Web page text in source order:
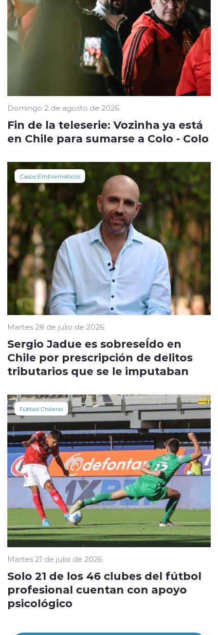
Domingo 2 de agosto de 2026
Fin de la teleserie: Vozinha ya está
en Chile para sumarse a Colo - Colo
Casos Emblemáticos
Martes 28 de julio de 2026
Sergio Jadue es sobreseÍdo en
Chile por prescripción de delitos
tributarios que se le imputaban
Fútbol Chileno
Martes 21 de julio de 2026
Solo 21 de los 46 clubes del fútbol
profesional cuentan con apoyo
psicológico